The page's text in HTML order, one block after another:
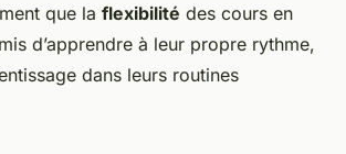
que la flexibilité des cours en
d’apprendre à leur propre rythme,
dans leurs routines